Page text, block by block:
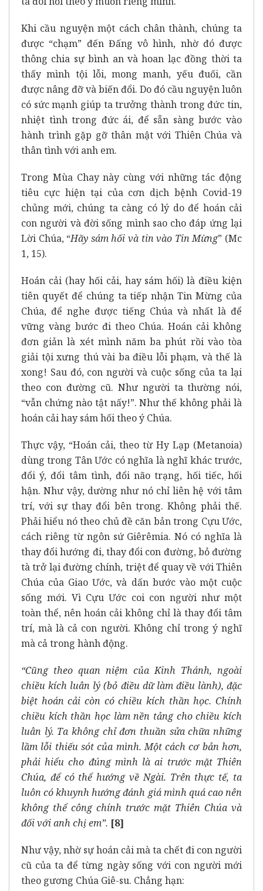
Khi cầu nguyện một cách chân thành, chúng ta
được “chạm” đến Đấng vô hình, nhờ đó được
thông chia sự bình an và hoan lạc đồng thời ta
thấy mình tội lỗi, mong manh, yếu đuối, cần
được nâng đỡ và biến đổi. Do đó cầu nguyện luôn
có sức mạnh giúp ta trưởng thành trong đức tin,
nhiệt tình trong đức ái, để sẵn sàng bước vào
hành trình gặp gỡ thân mật với Thiên Chúa và
thân tình với anh em.
Trong Mùa Chay này cùng với những tác động
tiêu cực hiện tại của cơn dịch bệnh Covid-19
chủng mới, chúng ta càng có lý do để hoán cải
con người và đời sống mình sao cho đáp ứng lại
Lời Chúa, “Hãy sám hối và tin vào Tin Mừng” (Mc
1, 15).
Hoán cải (hay hối cải, hay sám hối) là điều kiện
tiên quyết để chúng ta tiếp nhận Tin Mừng của
Chúa, để nghe được tiếng Chúa và nhất là để
vững vàng bước đi theo Chúa. Hoán cải không
đơn giản là xét mình năm ba phút rồi vào tòa
giải tội xưng thú vài ba điều lỗi phạm, và thế là
xong! Sau đó, con người và cuộc sống của ta lại
theo con đường cũ. Như người ta thường nói,
“vẫn chứng nào tật nấy!”. Như thế không phải là
hoán cải hay sám hối theo ý Chúa.
Thực vậy, “Hoán cải, theo từ Hy Lạp (Metanoia)
dùng trong Tân Ước có nghĩa là nghĩ khác trước,
đổi ý, đổi tâm tình, đổi não trạng, hối tiếc, hối
hận. Như vậy, dường như nó chỉ liên hệ với tâm
trí, với sự thay đổi bên trong. Không phải thế.
Phải hiểu nó theo chủ đề căn bản trong Cựu Ước,
cách riêng từ ngôn sứ Giêrêmia. Nó có nghĩa là
thay đổi hướng đi, thay đổi con đường, bỏ đường
tà trở lại đường chính, triệt để quay về với Thiên
Chúa của Giao Ước, và dấn bước vào một cuộc
sống mới. Vì Cựu Ước coi con người như một
toàn thể, nên hoán cải không chỉ là thay đổi tâm
trí, mà là cả con người. Không chỉ trong ý nghĩ
mà cả trong hành động.
“Cũng theo quan niệm của Kinh Thánh, ngoài
chiều kích luân lý (bỏ điều dữ làm điều lành), đặc
biệt hoán cải còn có chiều kích thần học. Chính
chiều kích thần học làm nền tảng cho chiều kích
luân lý. Ta không chỉ đơn thuần sửa chữa những
lầm lỗi thiếu sót của mình. Một cách cơ bản hơn,
phải hiểu cho đúng mình là ai trước mặt Thiên
Chúa, để có thể hướng về Ngài. Trên thực tế, ta
luôn có khuynh hướng đánh giá mình quá cao nên
không thể công chính trước mặt Thiên Chúa và
đối với anh chị em”. [8]
Như vậy, nhờ sự hoán cải mà ta chết đi con người
cũ của ta để từng ngày sống với con người mới
theo gương Chúa Giê-su. Chẳng hạn: